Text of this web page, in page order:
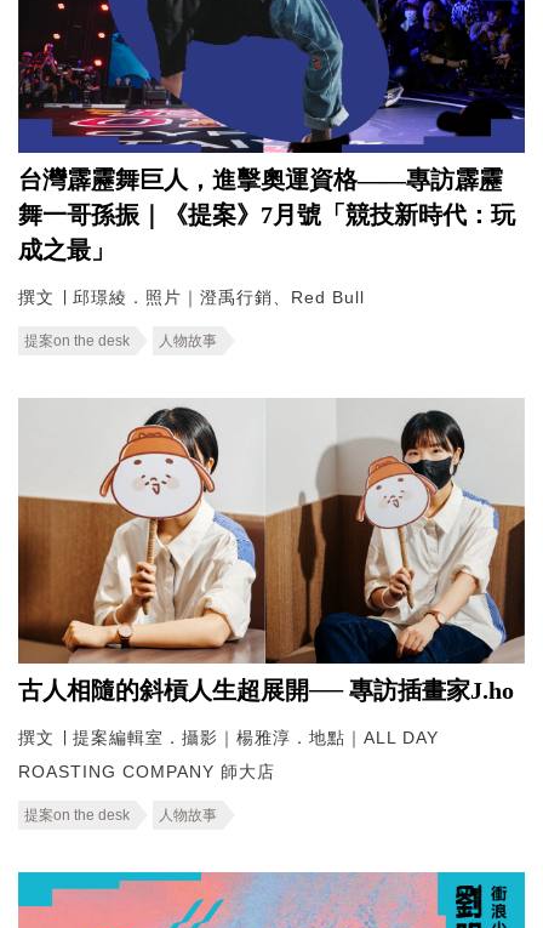
台灣霹靂舞巨人，進擊奧運資格——專訪霹靂
舞一哥孫振｜《提案》7月號「競技新時代：玩
成之最」
撰文 ∣ 邱璟綾．照片｜澄禹行銷、Red Bull
提案on the desk 人物故事
古人相隨的斜槓人生超展開── 專訪插畫家J.ho
撰文 ∣ 提案編輯室．攝影｜楊雅淳．地點｜ALL DAY
ROASTING COMPANY 師大店
提案on the desk 人物故事